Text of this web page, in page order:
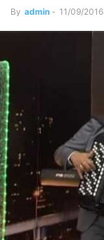
By admin - 11/09/2016